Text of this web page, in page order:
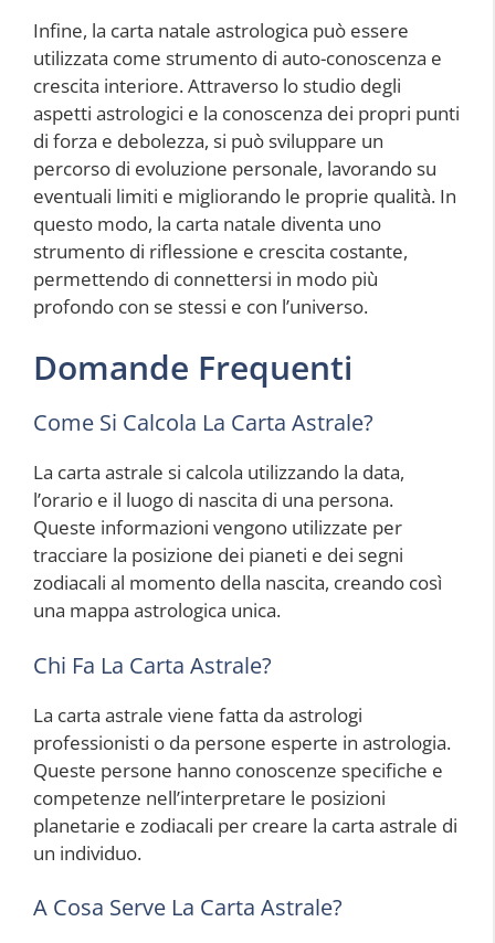
Infine, la carta natale astrologica può essere
utilizzata come strumento di auto-conoscenza e
crescita interiore. Attraverso lo studio degli
aspetti astrologici e la conoscenza dei propri punti
di forza e debolezza, si può sviluppare un
percorso di evoluzione personale, lavorando su
eventuali limiti e migliorando le proprie qualità. In
questo modo, la carta natale diventa uno
strumento di riflessione e crescita costante,
permettendo di connettersi in modo più
profondo con se stessi e con l’universo.
Domande Frequenti
Come Si Calcola La Carta Astrale?
La carta astrale si calcola utilizzando la data,
l’orario e il luogo di nascita di una persona.
Queste informazioni vengono utilizzate per
tracciare la posizione dei pianeti e dei segni
zodiacali al momento della nascita, creando così
una mappa astrologica unica.
Chi Fa La Carta Astrale?
La carta astrale viene fatta da astrologi
professionisti o da persone esperte in astrologia.
Queste persone hanno conoscenze specifiche e
competenze nell’interpretare le posizioni
planetarie e zodiacali per creare la carta astrale di
un individuo.
A Cosa Serve La Carta Astrale?